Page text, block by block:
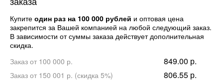
Купите один раз на 100 000 рублей и оптовая цена
закрепится за Вашей компанией на любой следующий заказ.
В зависимости от суммы заказа действует дополнительная
скидка.
Заказ от 100 000 р.
849.00 р.
Заказ от 150 001 р. (скидка 5%) 806.55 р.